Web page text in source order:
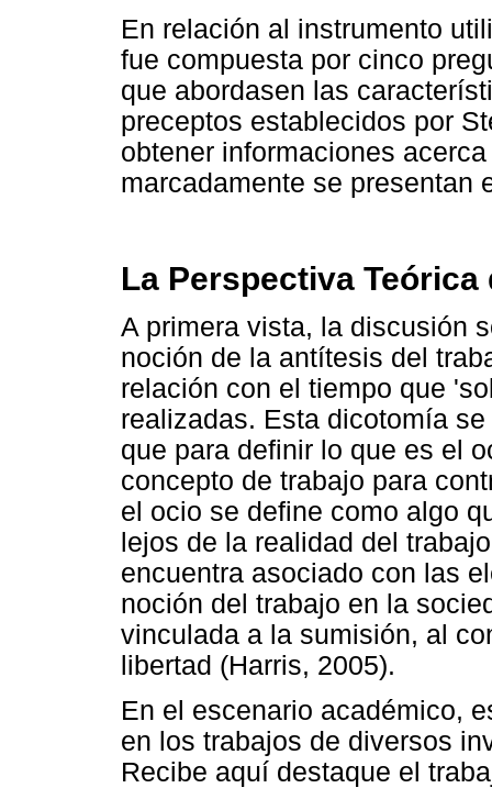
En relación al instrumento
fue compuesta por cinco
que abordasen las
preceptos establecidos por
obtener informaciones
marcadamente se presentan
La Perspectiva
A primera vista, la discusión
noción de la antítesis del
relación con el tiempo que
realizadas. Esta dicotomía
que para definir lo que es el
concepto de trabajo para
el ocio se define como algo
lejos de la realidad del
encuentra asociado con las
noción del trabajo en la
vinculada a la sumisión, al
libertad (Harris, 2005).
En el escenario académico,
en los trabajos de diversos
Recibe aquí destaque el